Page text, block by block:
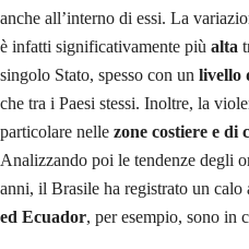
anche all’interno di essi. La
è infatti significativamente più alta
singolo Stato, spesso con un livello
che tra i Paesi stessi. Inoltre, la
particolare nelle zone costiere e di
Analizzando poi le tendenze degli
anni, il Brasile ha registrato un calo
ed Ecuador, per esempio, sono in